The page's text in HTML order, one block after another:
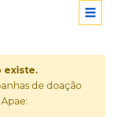
existe.
de doação